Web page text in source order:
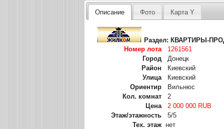
Описание Фото Карта Y
Раздел:КВАРТИРЫ-
Номер лота
1261561
Город
Донецк
Район
Киевский
Улица
Киевский
Ориентир
Вильнюс
Кол. комнат
2
Цена
2 000 000 RUB
Этаж/этажность
5/5
Тех. этаж нет